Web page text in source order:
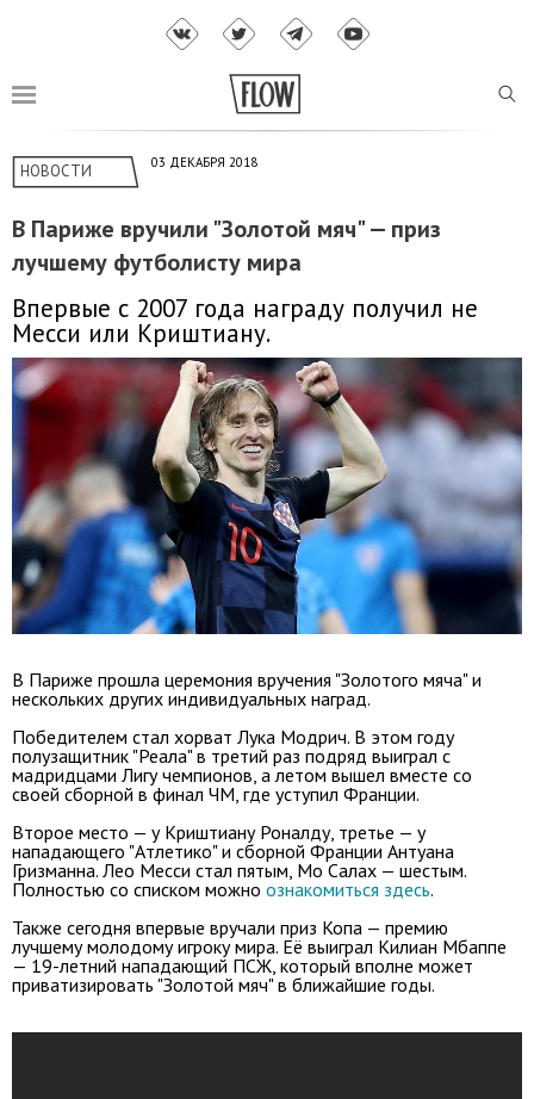
НОВОСТИ 03 ДЕКАБРЯ 2018
В Париже вручили "Золотой мяч" — приз
лучшему футболисту мира
Впервые с 2007 года награду получил не
Месси или Криштиану.
В Париже прошла церемония вручения "Золотого мяча" и
нескольких других индивидуальных наград.
Победителем стал хорват Лука Модрич. В этом году
полузащитник "Реала" в третий раз подряд выиграл с
мадридцами Лигу чемпионов, а летом вышел вместе со
своей сборной в финал ЧМ, где уступил Франции.
Второе место — у Криштиану Роналду, третье — у
нападающего "Атлетико" и сборной Франции Антуана
Гризманна. Лео Месси стал пятым, Мо Салах — шестым.
Полностью со списком можно ознакомиться здесь.
Также сегодня впервые вручали приз Копа — премию
лучшему молодому игроку мира. Её выиграл Килиан Мбаппе
— 19-летний нападающий ПСЖ, который вполне может
приватизировать "Золотой мяч" в ближайшие годы.